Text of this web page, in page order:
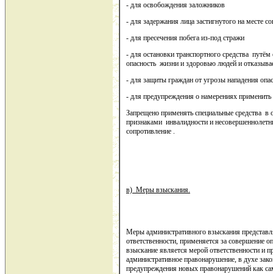
- для освобождения заложников
- для задержания лица застигнутого на месте
- для пресечения побега из-под стражи
- для остановки транспортного средства
опасность жизни и здоровью людей и
- для защиты граждан от угрозы нападения
- для предупреждения о намерениях
Запрещено применять специальные средства
признаками инвалидности и
сопротивление .
в) Меры взыскания.
Меры административного взыскания
ответственности, применяется за
взыскание является мерой ответственности и
административное правонарушение, в духе
предупреждения новых правонарушений как